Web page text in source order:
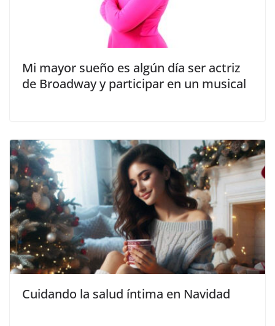
Mi mayor sueño es algún día ser actriz
de Broadway y participar en un musical
Cuidando la salud íntima en Navidad